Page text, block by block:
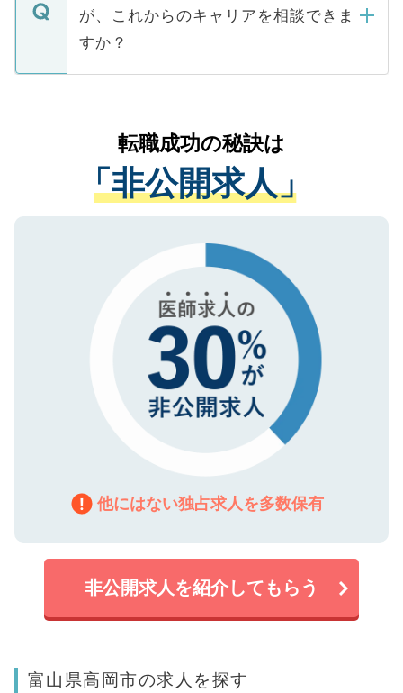
みを人材紹介会社に依頼するケースが増え
ています。
などで収集したご登録者様の個人情報は、
ご本人のキャリアアップおよび転職活動の
支援を目的に使用いたします。お預かりし
ているすべての個人データはご本人の許可
は、個人情報の取り扱いについての厳密な
管理基準を満たした事業者のみに付与され
る、プライバシーマークを取得済みです。
で、機密保持に関してもご安心ください。
が、これからのキャリアを相談できま
すか？
かがいして、現在の医療機関の状況や紹介
経験をまじえながら、適切なアドバイスを
させていただきます。すぐにご転職をされ
ない方には、長期的なサポートが可能です
ので、まずはご登録ください。
転職成功の秘訣は
「非公開求人」
他にはない独占求人を多数保有
非公開求人を紹介してもらう
富山県高岡市の求人を探す